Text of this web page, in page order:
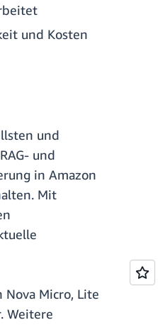
und Kosten
und
und
in Amazon
Mit
Micro, Lite
Weitere